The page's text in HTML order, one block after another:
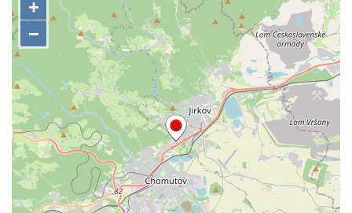
Lysá nad Labem, barokní město Šporkovo
Socha Opičákovník v ZOO Hluboká
Socha Roháč v ZOO Hluboká
Socha Mystik v ZOO Hluboká
Reliéf Rodina a práce na budově záložny
čp. 69/1 v Českých Budějovicích
Socha Jana Valeria Jirsíka u Černé věže v
Českých Budějovicích
Socha Krista klesajícího pod křížem u